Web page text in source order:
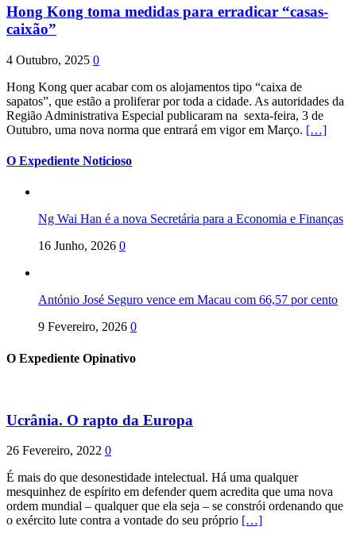
Hong Kong toma medidas para erradicar “casas-
caixão”
4 Outubro, 2025 0
Hong Kong quer acabar com os alojamentos tipo “caixa de
sapatos”, que estão a proliferar por toda a cidade. As autoridades da
Região Administrativa Especial publicaram na sexta-feira, 3 de
Outubro, uma nova norma que entrará em vigor em Março. […]
O Expediente Noticioso
Ng Wai Han é a nova Secretária para a Economia e Finanças
16 Junho, 2026 0
António José Seguro vence em Macau com 66,57 por cento
9 Fevereiro, 2026 0
O Expediente Opinativo
Ucrânia. O rapto da Europa
26 Fevereiro, 2022 0
É mais do que desonestidade intelectual. Há uma qualquer
mesquinhez de espírito em defender quem acredita que uma nova
ordem mundial – qualquer que ela seja – se constrói ordenando que
o exército lute contra a vontade do seu próprio […]